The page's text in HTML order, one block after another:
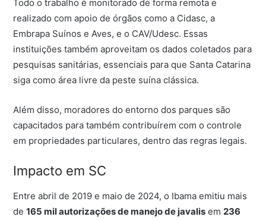
Todo o trabalho é monitorado de forma remota e
realizado com apoio de órgãos como a Cidasc, a
Embrapa Suínos e Aves, e o CAV/Udesc. Essas
instituições também aproveitam os dados coletados para
pesquisas sanitárias, essenciais para que Santa Catarina
siga como área livre da peste suína clássica.
Além disso, moradores do entorno dos parques são
capacitados para também contribuírem com o controle
em propriedades particulares, dentro das regras legais.
Impacto em SC
Entre abril de 2019 e maio de 2024, o Ibama emitiu mais
de165 mil autorizações de manejo de javalis em236